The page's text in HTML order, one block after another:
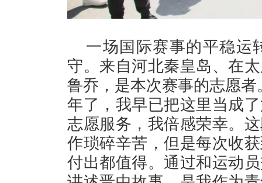
一场国际赛事的平稳运
守。来自河北秦皇岛、在
鲁乔，是本次赛事的志愿
年了，我早已把这里当成
志愿服务，我倍感荣幸。
作琐碎辛苦，但是每次收
付出都值得。通过和运动